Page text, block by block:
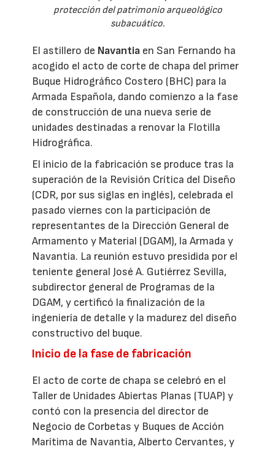
protección del patrimonio arqueológico
subacuático.
El astillero de Navantia en San Fernando ha
acogido el acto de corte de chapa del primer
Buque Hidrográfico Costero (BHC) para la
Armada Española, dando comienzo a la fase
de construcción de una nueva serie de
unidades destinadas a renovar la Flotilla
Hidrográfica.
El inicio de la fabricación se produce tras la
superación de la Revisión Crítica del Diseño
(CDR, por sus siglas en inglés), celebrada el
pasado viernes con la participación de
representantes de la Dirección General de
Armamento y Material (DGAM), la Armada y
Navantia. La reunión estuvo presidida por el
teniente general José A. Gutiérrez Sevilla,
subdirector general de Programas de la
DGAM, y certificó la finalización de la
ingeniería de detalle y la madurez del diseño
constructivo del buque.
Inicio de la fase de fabricación
El acto de corte de chapa se celebró en el
Taller de Unidades Abiertas Planas (TUAP) y
contó con la presencia del director de
Negocio de Corbetas y Buques de Acción
Marítima de Navantia, Alberto Cervantes, y